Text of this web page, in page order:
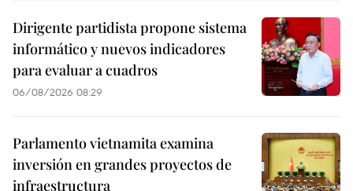
Dirigente partidista propone sistema
informático y nuevos indicadores
para evaluar a cuadros
06/08/2026 08:29
Parlamento vietnamita examina
inversión en grandes proyectos de
infraestructura